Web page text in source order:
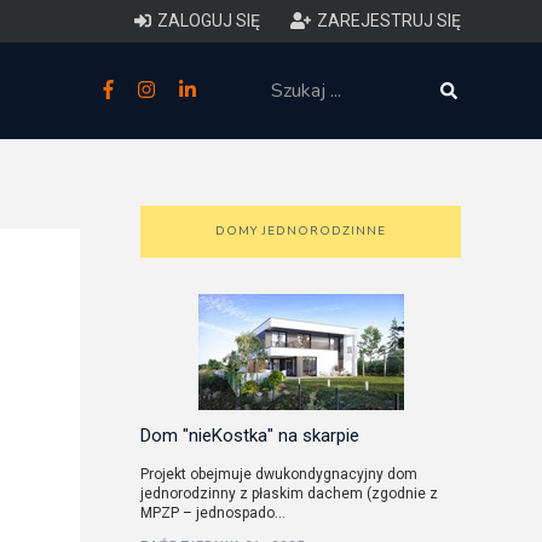
ZALOGUJ SIĘ ZAREJESTRUJ SIĘ
zakres i forma projektu
przestrzennym
DOMY JEDNORODZINNE
Dom "nieKostka" na skarpie
Projekt obejmuje dwukondygnacyjny dom
jednorodzinny z płaskim dachem (zgodnie z
MPZP – jednospado...